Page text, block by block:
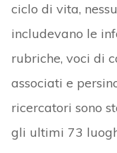
ciclo di vita,
includevano le
rubriche, voci di
associati e
ricercatori sono
gli ultimi 73